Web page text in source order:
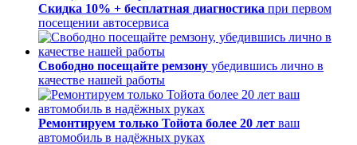
Скидка 10% + бесплатная диагностика при первом
посещении автосервиса
Свободно посещайте ремзону убедившись лично в
качестве нашей работы
Ремонтируем только Тойота более 20 лет ваш
автомобиль в надёжных руках